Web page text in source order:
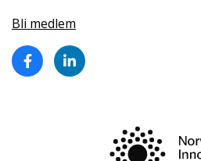
Bli medlem